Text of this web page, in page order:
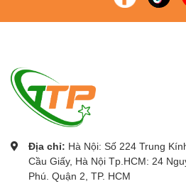
Địa chỉ: Hà Nội: Số 224 Trung
Cầu Giấy, Hà Nội Tp.HCM: 24
Phú. Quận 2, TP. HCM